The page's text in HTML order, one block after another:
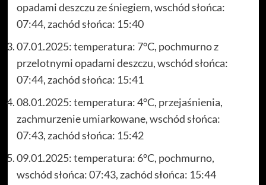
opadami deszczu ze śniegiem, wschód słońca:
07:44, zachód słońca: 15:40
07.01.2025: temperatura: 7°C, pochmurno z
przelotnymi opadami deszczu, wschód słońca:
07:44, zachód słońca: 15:41
08.01.2025: temperatura: 4°C, przejaśnienia,
zachmurzenie umiarkowane, wschód słońca:
07:43, zachód słońca: 15:42
09.01.2025: temperatura: 6°C, pochmurno,
wschód słońca: 07:43, zachód słońca: 15:44